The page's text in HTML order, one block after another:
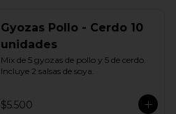
Gyozas Pollo - Cerdo 10
unidades
Mix de 5 gyozas de pollo y 5 de cerdo.
Incluye 2 salsas de soya.
$5.500